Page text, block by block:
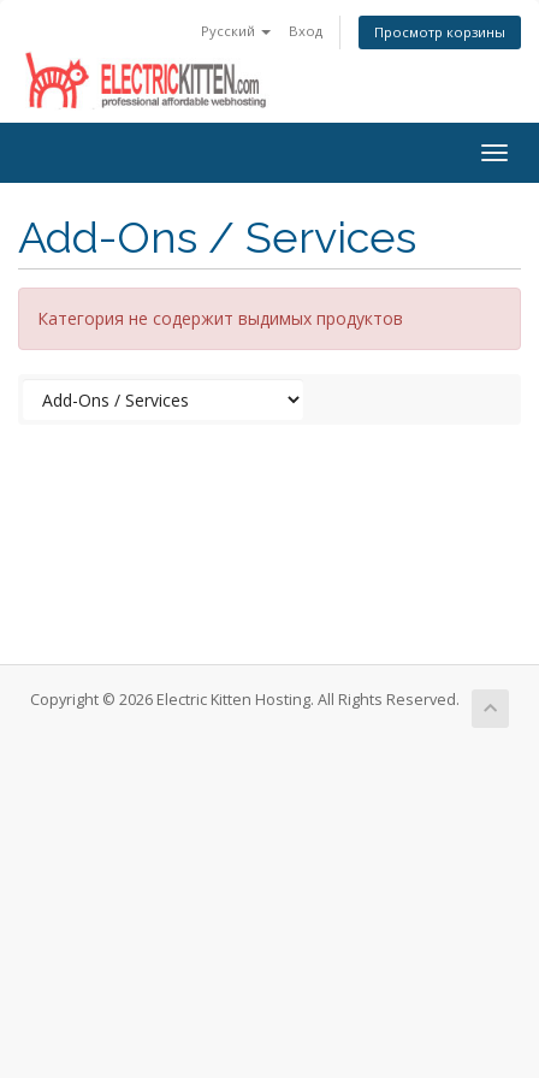
Русский Вход Просмотр корзины
Add-Ons / Services
Категория не содержит выдимых продуктов
Copyright © 2026 Electric Kitten Hosting. All Rights Reserved.